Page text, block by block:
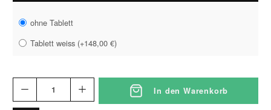
ohne Tablett
Tablett weiss (+148,00 €)
In den Warenkorb